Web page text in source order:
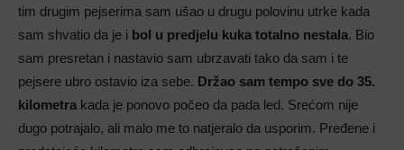
tim drugim pejserima sam ušao u drugu polovinu utrke kada
sam shvatio da je i bol u predjelu kuka totalno nestala. Bio
sam presretan i nastavio sam ubrzavati tako da sam i te
pejsere ubro ostavio iza sebe. Držao sam tempo sve do 35.
kilometra kada je ponovo počeo da pada led. Srećom nije
dugo potrajalo, ali malo me to natjeralo da usporim. Pređene i